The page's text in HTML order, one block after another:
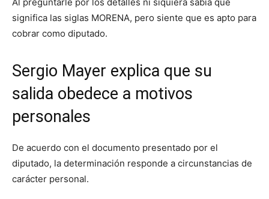
significa las siglas MORENA, pero siente que es apto para
cobrar como diputado.
Sergio Mayer explica que su
salida obedece a motivos
personales
De acuerdo con el documento presentado por el
diputado, la determinación responde a circunstancias de
carácter personal.